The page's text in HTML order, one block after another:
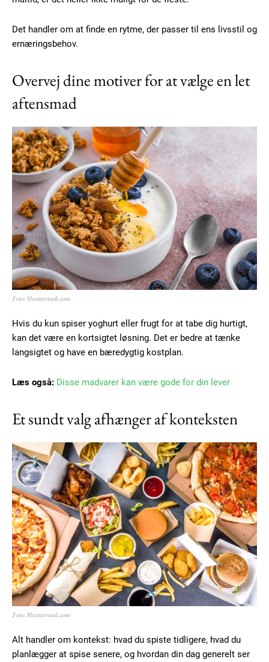
Det handler om at finde en rytme, der passer til ens livsstil og
ernæringsbehov.
Overvej dine motiver for at vælge en let
aftensmad
Foto: Shutterstock.com
Hvis du kun spiser yoghurt eller frugt for at tabe dig hurtigt,
kan det være en kortsigtet løsning. Det er bedre at tænke
langsigtet og have en bæredygtig kostplan.
Læs også: Disse madvarer kan være gode for din lever
Et sundt valg afhænger af konteksten
Foto: Shutterstock.com
Alt handler om kontekst: hvad du spiste tidligere, hvad du
planlægger at spise senere, og hvordan din dag generelt ser